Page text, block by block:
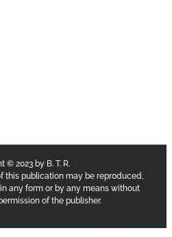
© 2023 by B. T. R.
this publication may be reproduced,
any form or by any means without
of the publisher.